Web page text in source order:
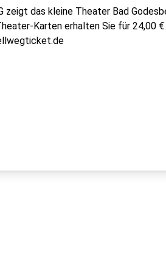
das kleine Theater Bad
Karten erhalten Sie für 24,00